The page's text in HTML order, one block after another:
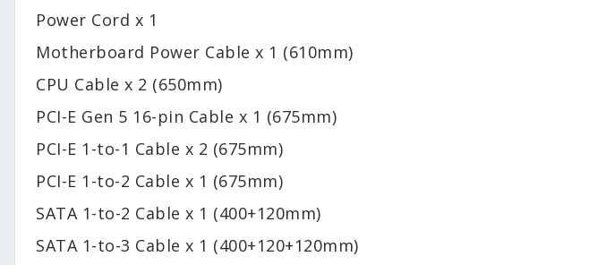
Power Cord x 1
Motherboard Power Cable x 1 (610mm)
CPU Cable x 2 (650mm)
PCI-E Gen 5 16-pin Cable x 1 (675mm)
PCI-E 1-to-1 Cable x 2 (675mm)
PCI-E 1-to-2 Cable x 1 (675mm)
SATA 1-to-2 Cable x 1 (400+120mm)
SATA 1-to-3 Cable x 1 (400+120+120mm)